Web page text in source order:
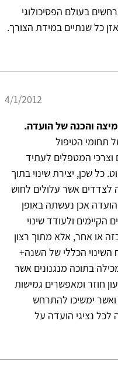
בעולם הפסיכולוגי
כל שנתיים במידת הצורך.
4/1/2012
והכנה של הועדה.
תחומי הטיפול
וצרכי המטפלים לעתיד
כל שכן, יצירת שינוי בתוך
לצדדים אשר עלולים לחוש
אכן נעשתה באופן
ולעודד שינוי
או אחר, אלא מתוך רצון
השינוי הכללי של השנה+
בתוכה מנגנונים אשר
חוזר ומאפשרים גמישות
ימשיכו להתרחש
לכל נציגי הועדה על